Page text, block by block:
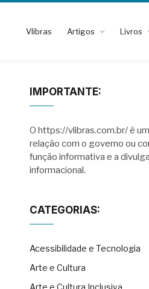
Vlibras Artigos Livros
IMPORTANTE:
O https://vlibras.com.br/ é
relação com o governo ou
função informativa e a
informacional.
CATEGORIAS:
Acessibilidade e Tecnologia
Arte e Cultura
Arte e Cultura Inclusiva